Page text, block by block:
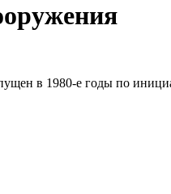
в 1980-е годы по